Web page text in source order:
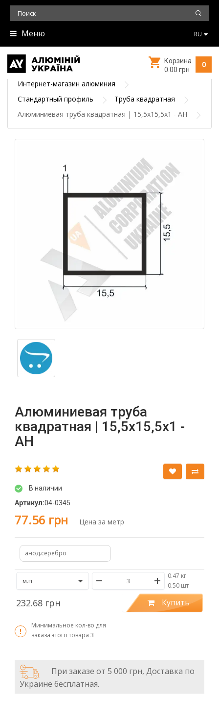
Меню RU
0
Корзина
0.00 грн
Интернет-магазин алюминия
Стандартный профиль
Труба квадратная
Алюминиевая труба квадратная | 15,5х15,5х1 - АН
Алюминиевая труба
квадратная | 15,5х15,5х1 -
АН
В наличии
Артикул:04-0345
77.56 грн Цена за метр
анод.серебро
0.47 кг
/0.50 шт
232.68 грн Купить
Минимальное кол-во для
заказа этого товара 3
При заказе от 5 000 грн, Доставка по
Украине бесплатная.